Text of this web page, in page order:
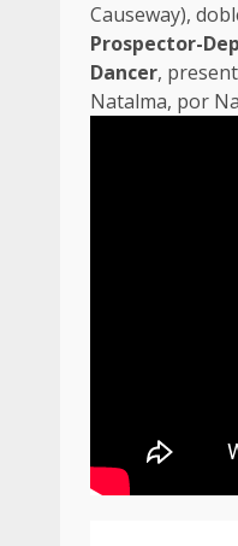
Causeway),
Prospector-
Dancer,
Natalma, por